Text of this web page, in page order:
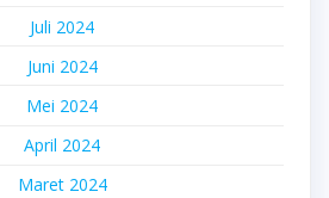
Juli 2024
Juni 2024
Mei 2024
April 2024
Maret 2024